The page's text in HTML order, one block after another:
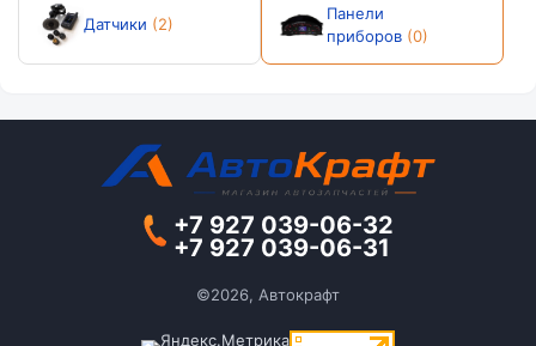
Датчики (2)
Панели
приборов (0)
+7 927 039-06-32
+7 927 039-06-31
©2026, Автокрафт